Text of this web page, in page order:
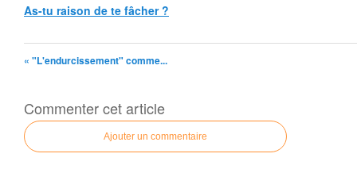
As-tu raison de te fâcher ?
« "L'endurcissement" comme...
Commenter cet article
Ajouter un commentaire